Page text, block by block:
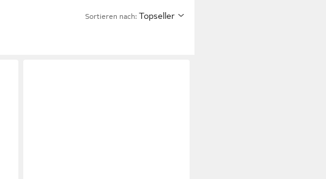
Sortieren nach: Topseller